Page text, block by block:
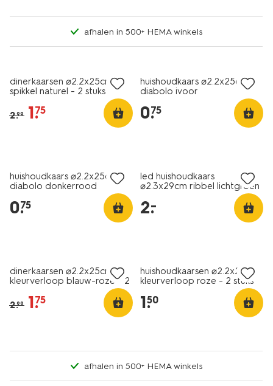
afhalen in 500+ HEMA winkels
dinerkaarsen ⌀2.2x25cm
spikkel naturel - 2 stuks
2.99 1.
75
vegan
huishoudkaars ⌀2.2x25cm
diabolo ivoor
0.
75
huishoudkaars ⌀2.2x25cm
diabolo donkerrood
0.
75
led huishoudkaars
⌀2.3x29cm ribbel lichtgroen
2.
–
dinerkaarsen ⌀2.2x25cm
kleurverloop blauw-roze - 2
2.99 1.
75
huishoudkaarsen ⌀2.2x25cm
kleurverloop roze - 2 stuks
1.
50
afhalen in 500+ HEMA winkels